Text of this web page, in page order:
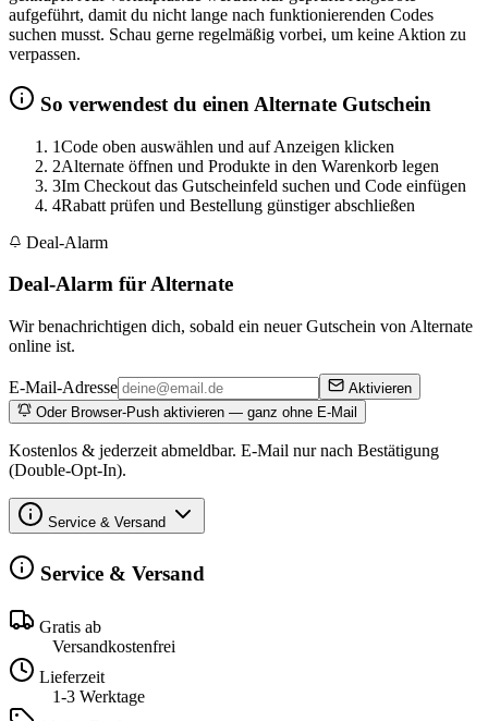
aufgeführt, damit du nicht lange nach funktionierenden Codes
suchen musst. Schau gerne regelmäßig vorbei, um keine Aktion zu
verpassen.
So verwendest du einen Alternate Gutschein
1Code oben auswählen und auf Anzeigen klicken
2Alternate öffnen und Produkte in den Warenkorb legen
3Im Checkout das Gutscheinfeld suchen und Code einfügen
4Rabatt prüfen und Bestellung günstiger abschließen
Deal-Alarm
Deal-Alarm für Alternate
Wir benachrichtigen dich, sobald ein neuer Gutschein von Alternate
online ist.
E-Mail-Adresse
Aktivieren
Oder Browser-Push aktivieren — ganz ohne E-Mail
Kostenlos & jederzeit abmeldbar. E-Mail nur nach Bestätigung
(Double-Opt-In).
Service & Versand
Service & Versand
Gratis ab
Versandkostenfrei
Lieferzeit
1-3 Werktage